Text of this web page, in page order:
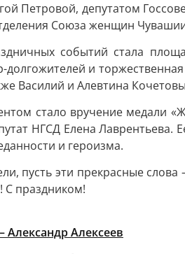
Петровой, депутатом
Союза женщин
событий стала
долгожителей и
Василий и Алевтина
стало вручение медали
НГСД Елена
и героизма.
пусть эти прекрасные
С праздником!
Александр Алексеев